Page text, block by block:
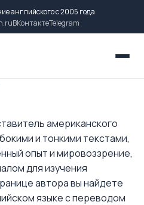
английского с 2005 года
ВКонтактеTelegram
американского
и тонкими текстами,
опыт и мировоззрение,
для изучения
автора вы найдете
языке с переводом